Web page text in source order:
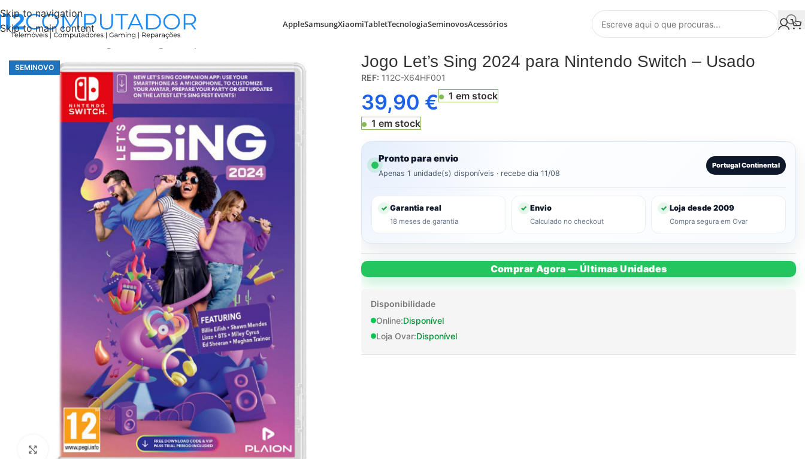
Skip to navigation
Skip to main content
AppleSamsungXiaomiTabletTecnologiaSeminovosAcessórios
SEMINOVO
Click to enlarge
Jogo Let’s Sing 2024 para Nintendo Switch – Usado
REF: 112C-X64HF001
39,90 € 1 em stock
1 em stock
Pronto para envio
Apenas 1 unidade(s) disponíveis · recebe dia 11/08
Portugal Continental
✓ Garantia real
18 meses de garantia
✓ Envio
Calculado no checkout
✓ Loja desde 2009
Compra segura em Ovar
Comprar Agora — Últimas Unidades
Disponibilidade
Online:Disponível
Loja Ovar:Disponível